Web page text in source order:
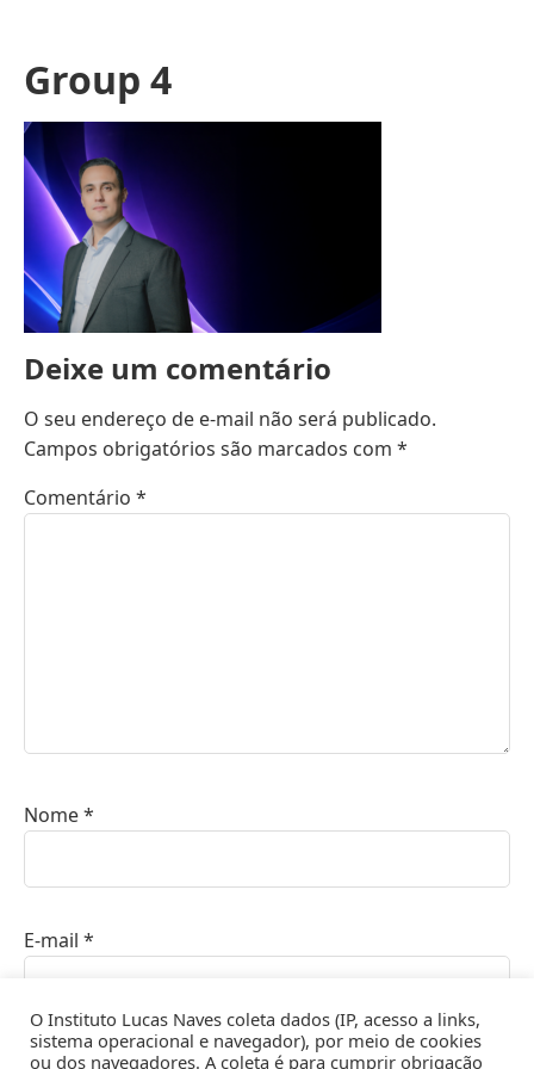
Group 4
Deixe um comentário
O seu endereço de e-mail não será publicado.
Campos obrigatórios são marcados com *
Comentário *
Nome*
E-mail *
O Instituto Lucas Naves coleta dados (IP, acesso a links,
sistema operacional e navegador), por meio de cookies
ou dos navegadores. A coleta é para cumprir obrigação